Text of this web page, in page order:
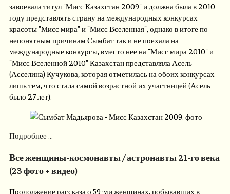
завоевала титул "Мисс Казахстан 2009" и должна была в 2010
году представлять страну на международных конкурсах
красоты "Мисс мира" и "Мисс Вселенная", однако в итоге по
непонятным причинам Сымбат так и не поехала на
международные конкурсы, вместо нее на "Мисс мира 2010" и
"Мисс Вселенной 2010" Казахстан представляла Асель
(Асселина) Кучукова, которая отметилась на обоих конкурсах
лишь тем, что стала самой возрастной их участницей (Асель
было 27 лет).
Подробнее ...
Все женщины-космонавты / астронавты 21-го века
(23 фото + видео)
Продолжение рассказа о 59-ми женщинах, побывавших в